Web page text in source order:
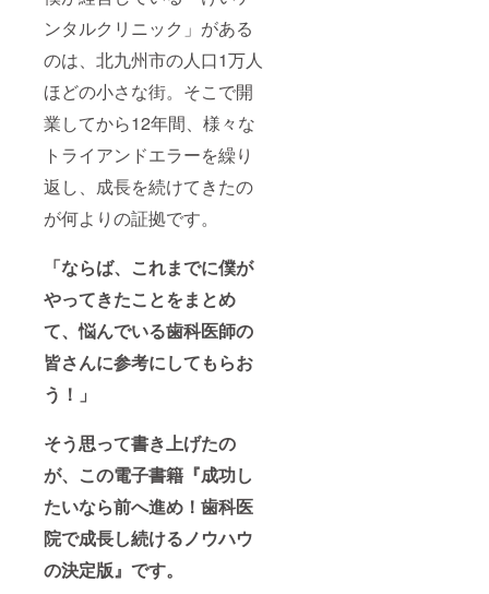
ンタルクリニック」がある
のは、北九州市の人口1万人
ほどの小さな街。そこで開
業してから12年間、様々な
トライアンドエラーを繰り
返し、成長を続けてきたの
が何よりの証拠です。
「ならば、これまでに僕が
やってきたことをまとめ
て、悩んでいる歯科医師の
皆さんに参考にしてもらお
う！」
そう思って書き上げたの
が、この電子書籍『成功し
たいなら前へ進め！歯科医
院で成長し続けるノウハウ
の決定版』です。